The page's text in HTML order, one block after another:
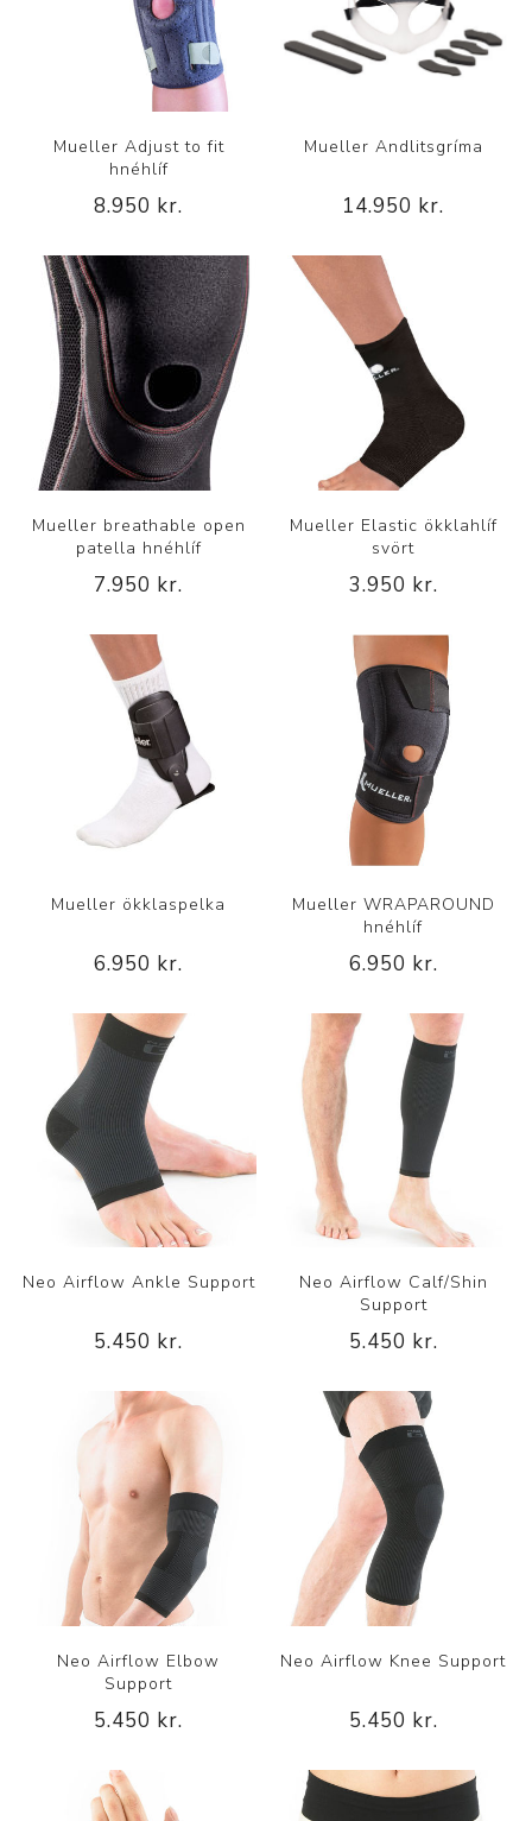
Mueller Adjust to fit
hnéhlíf
8.950 kr.
Mueller Andlitsgríma
14.950 kr.
Mueller breathable open
patella hnéhlíf
7.950 kr.
Mueller Elastic ökklahlíf
svört
3.950 kr.
Mueller ökklaspelka
6.950 kr.
Mueller WRAPAROUND
hnéhlíf
6.950 kr.
Neo Airflow Ankle Support
5.450 kr.
Neo Airflow Calf/Shin
Support
5.450 kr.
Neo Airflow Elbow
Support
5.450 kr.
Neo Airflow Knee Support
5.450 kr.